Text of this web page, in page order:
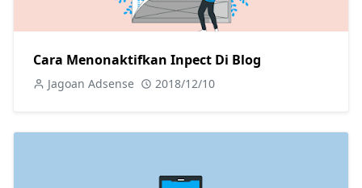
Cara Menonaktifkan Inpect Di Blog
Jagoan Adsense 2018/12/10